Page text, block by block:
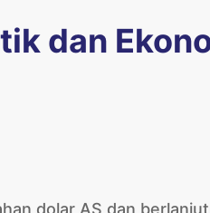
dan
dolar AS dan